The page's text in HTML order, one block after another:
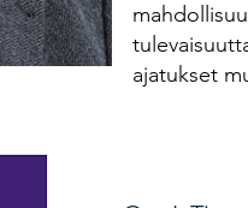
ajatukset